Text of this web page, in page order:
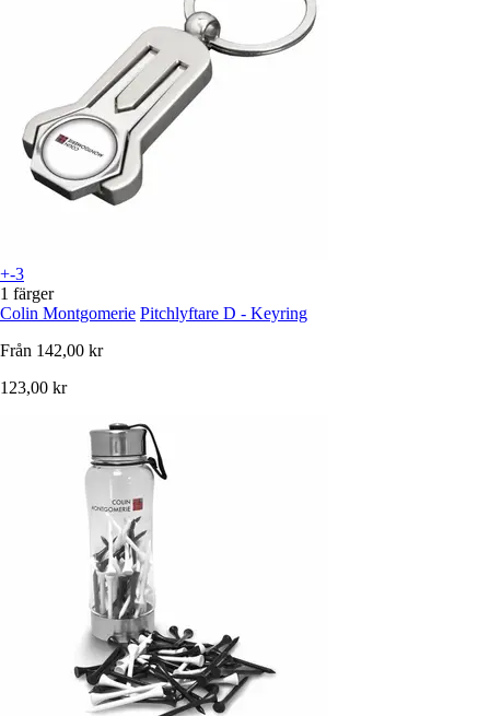
+-3
1 färger
Colin Montgomerie Pitchlyftare D - Keyring
Från 142,00 kr
123,00 kr